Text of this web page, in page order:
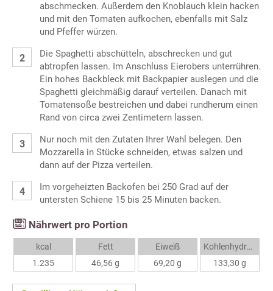
abschmecken. Außerdem den Knoblauch klein hacken
und mit den Tomaten aufkochen, ebenfalls mit Salz
und Pfeffer würzen.
Die Spaghetti abschütteln, abschrecken und gut
abtropfen lassen. Im Anschluss Eierobers unterrühren.
Ein hohes Backbleck mit Backpapier auslegen und die
Spaghetti gleichmäßig darauf verteilen. Danach mit
Tomatensoße bestreichen und dabei rundherum einen
Rand von circa zwei Zentimetern lassen.
Nur noch mit den Zutaten Ihrer Wahl belegen. Den
Mozzarella in Stücke schneiden, etwas salzen und
dann auf der Pizza verteilen.
Im vorgeheizten Backofen bei 250 Grad auf der
untersten Schiene 15 bis 25 Minuten backen.
Nährwert pro Portion
kcal
1.235
Fett
46,56 g
Eiweiß
69,20 g
Kohlenhydrate
133,30 g